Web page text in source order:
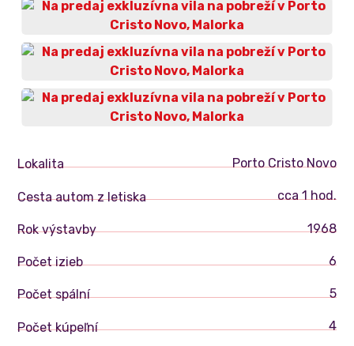
Lokalita Porto Cristo Novo
Cesta autom z letiska cca 1 hod.
Rok výstavby 1968
Počet izieb 6
Počet spální 5
Počet kúpeľní 4